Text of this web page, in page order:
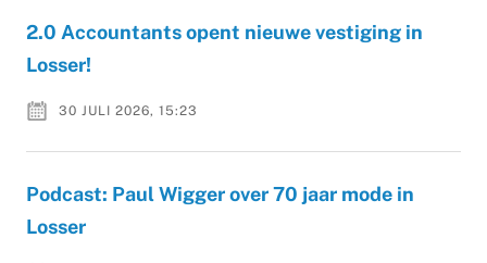
2.0 Accountants opent nieuwe vestiging in
Losser!
30 JULI 2026, 15:23
Podcast: Paul Wigger over 70 jaar mode in
Losser